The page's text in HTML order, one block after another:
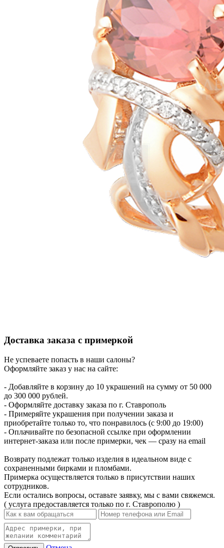
Доставка заказа с примеркой
Не успеваете попасть в наши салоны?
Оформляйте заказ у нас на сайте:
- Добавляйте в корзину до 10 украшений на сумму от 50 000
до 300 000 рублей.
- Оформляйте доставку заказа по г. Ставрополь
- Примеряйте украшения при получении заказа и
приобретайте только то, что понравилось (с 9:00 до 19:00)
- Оплачивайте по безопасной ссылке при оформлении
интернет-заказа или после примерки, чек — сразу на email
Возврату подлежат только изделия в идеальном виде с
сохраненными бирками и пломбами.
Примерка осуществляется только в присутствии наших
сотрудников.
Если остались вопросы, оставьте заявку, мы с вами свяжемся.
( услуга предоставляется только по г. Ставрополю )